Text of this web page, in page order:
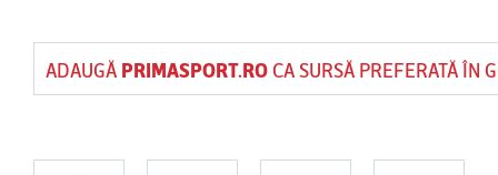
ADAUGĂ PRIMASPORT.ROCA SURSĂ PREFERATĂ ÎN